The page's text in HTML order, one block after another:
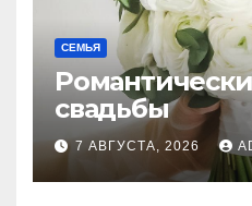
СЕМЬЯ
свадьбы
7 АВГУСТА, 2026